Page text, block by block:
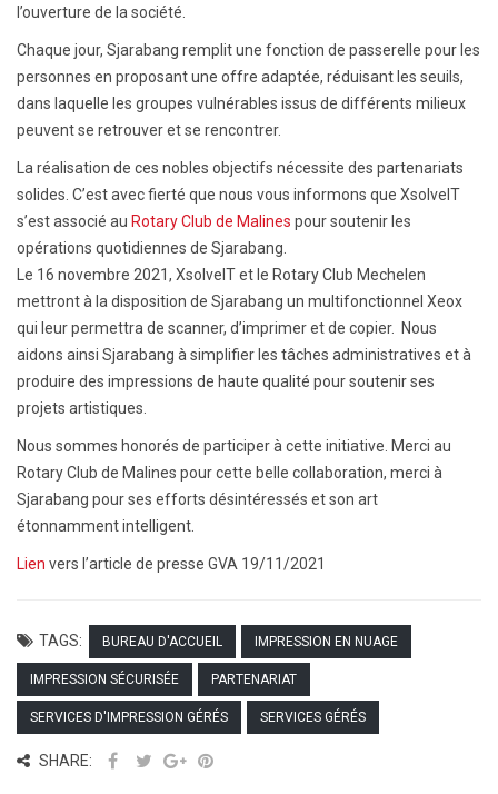
l’ouverture de la société.
Chaque jour, Sjarabang remplit une fonction de passerelle pour les
personnes en proposant une offre adaptée, réduisant les seuils,
dans laquelle les groupes vulnérables issus de différents milieux
peuvent se retrouver et se rencontrer.
La réalisation de ces nobles objectifs nécessite des partenariats
solides. C’est avec fierté que nous vous informons que XsolveIT
s’est associé au Rotary Club de Malines pour soutenir les
opérations quotidiennes de Sjarabang.
Le 16 novembre 2021, XsolveIT et le Rotary Club Mechelen
mettront à la disposition de Sjarabang un multifonctionnel Xeox
qui leur permettra de scanner, d’imprimer et de copier. Nous
aidons ainsi Sjarabang à simplifier les tâches administratives et à
produire des impressions de haute qualité pour soutenir ses
projets artistiques.
Nous sommes honorés de participer à cette initiative. Merci au
Rotary Club de Malines pour cette belle collaboration, merci à
Sjarabang pour ses efforts désintéressés et son art
étonnamment intelligent.
Lien vers l’article de presse GVA 19/11/2021
TAGS: BUREAU D'ACCUEIL IMPRESSION EN NUAGE
IMPRESSION SÉCURISÉE PARTENARIAT
SERVICES D'IMPRESSION GÉRÉS SERVICES GÉRÉS
SHARE: